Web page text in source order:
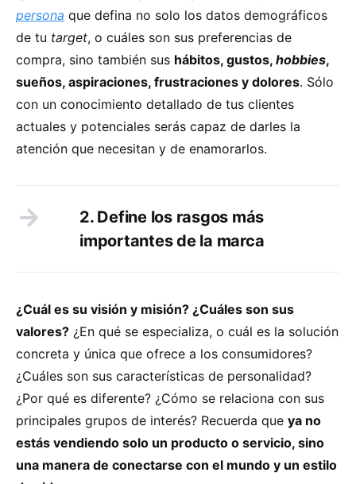
persona que defina no solo los datos demográficos
de tu target, o cuáles son sus preferencias de
compra, sino también sus hábitos, gustos, hobbies,
sueños, aspiraciones, frustraciones y dolores. Sólo
con un conocimiento detallado de tus clientes
actuales y potenciales serás capaz de darles la
atención que necesitan y de enamorarlos.
2. Define los rasgos más
importantes de la marca
¿Cuál es su visión y misión? ¿Cuáles son sus
valores? ¿En qué se especializa, o cuál es la solución
concreta y única que ofrece a los consumidores?
¿Cuáles son sus características de personalidad?
¿Por qué es diferente? ¿Cómo se relaciona con sus
principales grupos de interés? Recuerda que ya no
estás vendiendo solo un producto o servicio, sino
una manera de conectarse con el mundo y un estilo